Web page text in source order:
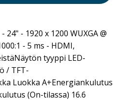
24" - 1920 x 1200 WUXGA @
- 5 ms - HDMI,
tyyppi LED-
/ TFT-
Luokka A+Energiankulutus
(On-tilassa) 16.6